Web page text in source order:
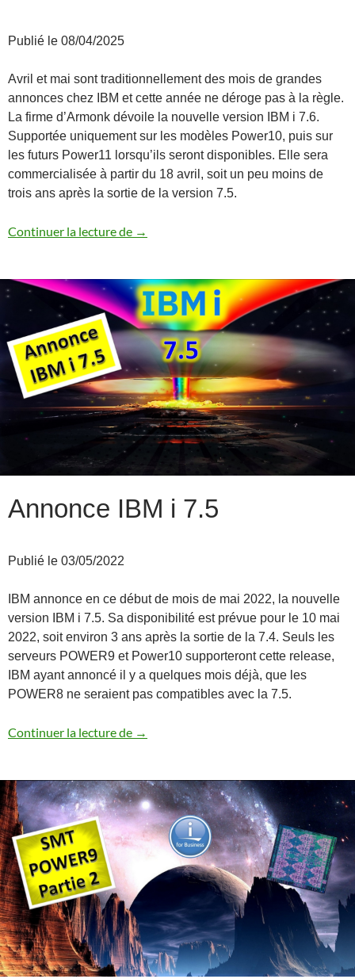
Publié le 08/04/2025
Avril et mai sont traditionnellement des mois de grandes
annonces chez IBM et cette année ne déroge pas à la règle.
La firme d’Armonk dévoile la nouvelle version IBM i 7.6.
Supportée uniquement sur les modèles Power10, puis sur
les futurs Power11 lorsqu’ils seront disponibles. Elle sera
commercialisée à partir du 18 avril, soit un peu moins de
trois ans après la sortie de la version 7.5.
Continuer la lecture de Annonce IBM i 7.6
→
Annonce IBM i 7.5
Publié le 03/05/2022
IBM annonce en ce début de mois de mai 2022, la nouvelle
version IBM i 7.5. Sa disponibilité est prévue pour le 10 mai
2022, soit environ 3 ans après la sortie de la 7.4. Seuls les
serveurs POWER9 et Power10 supporteront cette release,
IBM ayant annoncé il y a quelques mois déjà, que les
POWER8 ne seraient pas compatibles avec la 7.5.
Continuer la lecture de Annonce IBM i 7.5
→